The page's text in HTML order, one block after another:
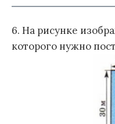
6. На рисунке
которого нужно